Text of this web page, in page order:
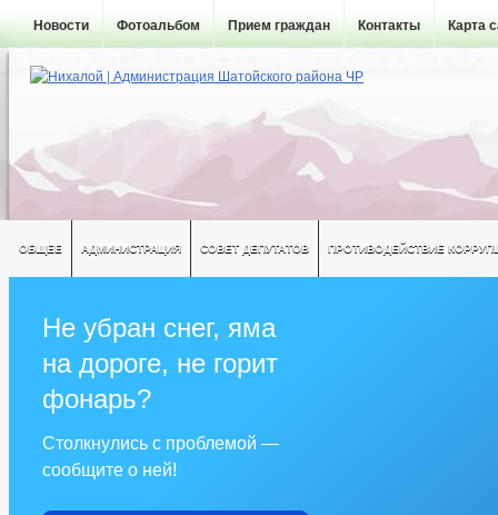
Новости Фотоальбом Прием граждан Контакты Карта
ОБЩЕЕ АДМИНИСТРАЦИЯ СОВЕТ ДЕПУТАТОВ ПРОТИВОДЕЙСТВИЕ
Не убран снег, яма
на дороге, не горит
фонарь?
Столкнулись с проблемой —
сообщите о ней!